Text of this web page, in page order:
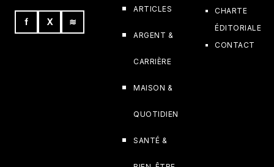
f X ≋
ARTICLES
ARGENT &
CARRIÈRE
MAISON &
QUOTIDIEN
SANTÉ &
CHARTE
ÉDITORIALE
CONTACT